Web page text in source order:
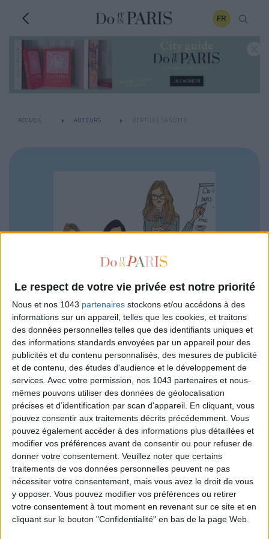
Le respect de votre vie privée est notre priorité
Nous et nos 1043 partenaires stockons et/ou accédons à des
informations sur un appareil, telles que les cookies, et traitons
des données personnelles telles que des identifiants uniques et
des informations standards envoyées par un appareil pour des
publicités et du contenu personnalisés, des mesures de publicité
et de contenu, des études d'audience et le développement de
services. Avec votre permission, nos 1043 partenaires et nous-
mêmes pouvons utiliser des données de géolocalisation
précises et d’identification par scan d'appareil. En cliquant, vous
pouvez consentir aux traitements décrits précédemment. Vous
pouvez également accéder à des informations plus détaillées et
modifier vos préférences avant de consentir ou pour refuser de
donner votre consentement. Veuillez noter que certains
traitements de vos données personnelles peuvent ne pas
nécessiter votre consentement, mais vous avez le droit de vous
y opposer. Vous pouvez modifier vos préférences ou retirer
votre consentement à tout moment en revenant sur ce site et en
cliquant sur le bouton "Confidentialité" en bas de la page Web.
FR
ACCUEIL AUTEURS BERTILLE LANOTTE
BERTILLE LANOTTE
SES DERNIERS ARTICLES